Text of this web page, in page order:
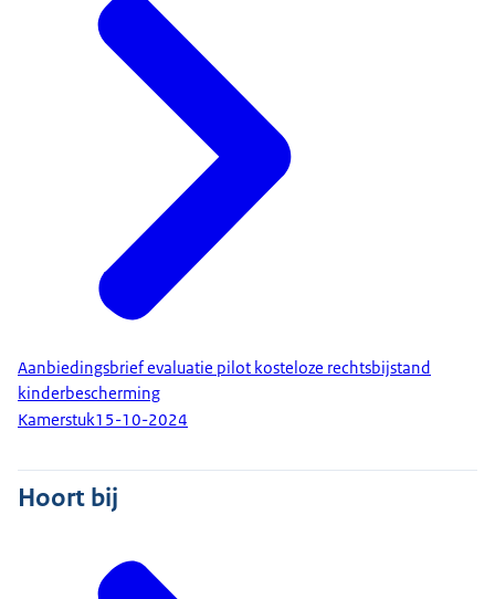
Aanbiedingsbrief evaluatie pilot kosteloze rechtsbijstand
kinderbescherming
Kamerstuk15-10-2024
Hoort bij